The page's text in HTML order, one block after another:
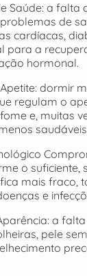
Saúde: a falta
de
cardíacas,
para a
hormonal.
dormir
regulam o
e, muitas
o suficiente,
mais fraco,
e
a
pele